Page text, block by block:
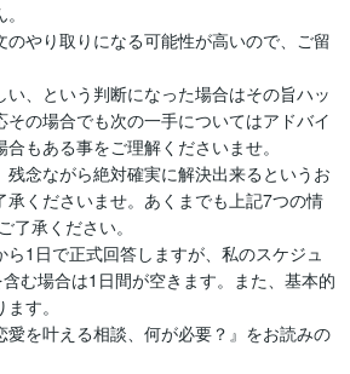
のやり取りになる可能性が高いので、ご留
い、という判断になった場合はその旨ハッ
その場合でも次の一手についてはアドバイ
もある事をご理解くださいませ。
残念ながら絶対確実に解決出来るというお
承くださいませ。あくまでも上記7つの情
承ください。
ら1日で正式回答しますが、私のスケジュ
含む場合は1日間が空きます。また、基本的
す。
愛を叶える相談、何が必要？』をお読みの